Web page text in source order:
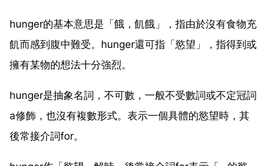
hunger的基本意思是「餓，飢餓」，指由於沒有食物充
飢而感到腹中難受。hunger還可指「慾望」，指得到或
擁有某物的想法十分強烈。
hunger是抽象名詞，不可數，一般不受數詞或不定冠詞
a修飾，也沒有複數形式。表示一個具體的慾望時，其
後常接介詞for。